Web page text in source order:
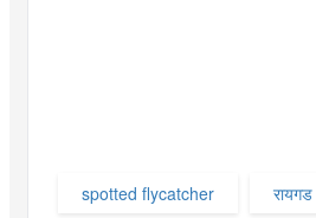
spotted flycatcher रायगड